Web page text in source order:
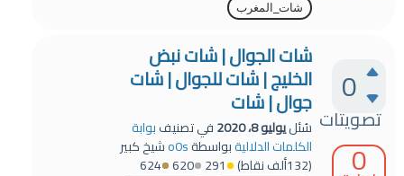
شات_المغرب
0
تصويتات
0
شات الجوال | شات نبض
الخليج | شات للجوال | شات
جوال | شات
سُئليوليو 8، 2020 في تصنيفبوابة
الكلمات الدلاليةبواسطةo0sشيخ كبير
(132ألف نقاط) 291
620
624